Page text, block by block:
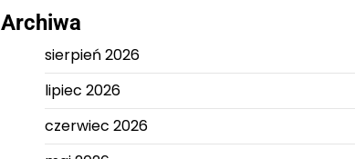
Archiwa
sierpień 2026
lipiec 2026
czerwiec 2026